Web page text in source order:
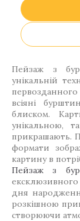
Пейзаж з
унікальній
всіяні
блиском.
унікальною,
прикрашають.
формати
картину в
Пейзаж з
дня
розкішною
створюючи